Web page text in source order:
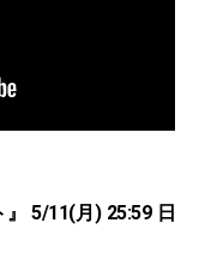
』 5/11(月) 25:59 日